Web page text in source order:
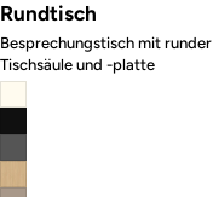
Rundtisch
Besprechungstisch mit runder
Tischsäule und -platte